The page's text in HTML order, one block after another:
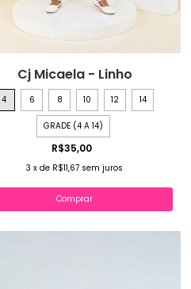
Cj Micaela - Linho
4 6 8 10 12 14
GRADE (4 A 14)
R$35,00
3 xde R$11,67 sem juros
Comprar